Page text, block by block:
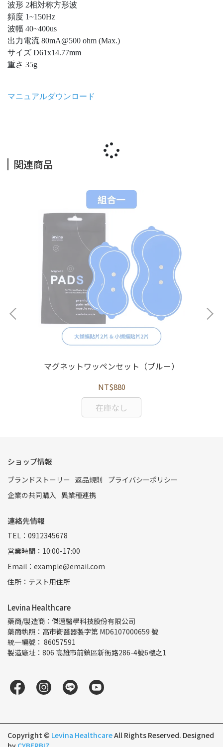
波形 2相対称方形波
頻度 1~150Hz
波幅 40~400us
出力電流 80mA@500 ohm (Max.)
サイズ D61x14.77mm
重さ 35g
マニュアルダウンロード
関連商品
マグネットワッペンセット（ブルー）
NT$880
在庫なし
ショップ情報
ブランドストーリー 返品規則
プライバシーポリシー
企業の共同購入 異業種連携
連絡先情報
TEL：0912345678
営業時間：10:00-17:00
Email：example@email.com
住所：テスト用住所
Levina Healthcare
藥商/製造商：傑邁醫學科技股份有限公司
藥商執照：高市衛醫器製字第 MD6107000659 號
統一編號： 86057591
製造廠址：806 高雄市前鎮區新衙路286-4號6樓之1
Copyright © Levina HealthcareAll Rights Reserved. Designed